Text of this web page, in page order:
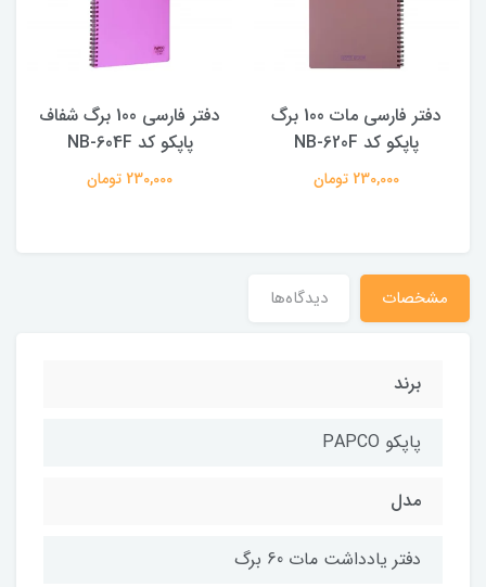
دفتر فارسی مات 100 برگ
پاپکو کد NB-620F
230,000 تومان
دفتر فارسی 100 برگ شفاف
پاپکو کد NB-604F
230,000 تومان
مشخصات دیدگاه‌ها
برند
پاپکو PAPCO
مدل
دفتر یادداشت مات 60 برگ